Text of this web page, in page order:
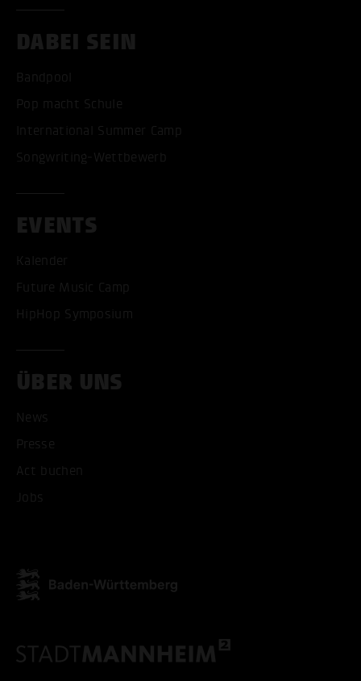
DABEI SEIN
Bandpool
Pop macht Schule
International Summer Camp
Songwriting-Wettbewerb
EVENTS
Kalender
Future Music Camp
HipHop Symposium
ÜBER UNS
News
Presse
Act buchen
Jobs